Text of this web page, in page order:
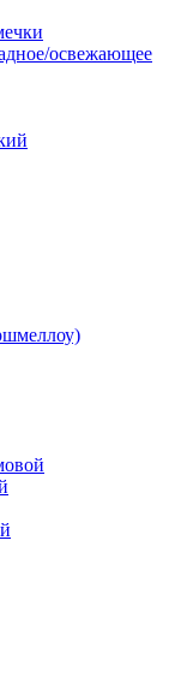
освежающее